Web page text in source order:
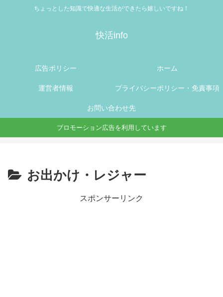
ちょっとした知識で快適な生活ができたら嬉しいですね！
快活info
広告ポリシー ホーム
運営者情報 プライバシーポリシー・免責事項
お問い合わせ先
プロモーション広告を利用しています
お出かけ・レジャー
スポンサーリンク